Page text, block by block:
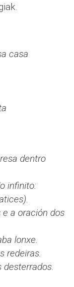
casa
dentro
infinito:
a oración dos
lonxe.
redeiras.
desterrados.